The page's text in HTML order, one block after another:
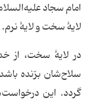
امام سجاد
لایۀ سخت و لایۀ نرم.
در لایۀ سخت، از
سلاح‌شان برّنده
گردد. این